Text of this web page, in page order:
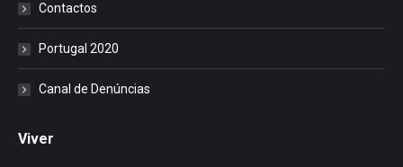
Contactos
Portugal 2020
Canal de Denúncias
Viver